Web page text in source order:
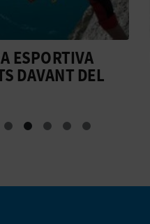
PAELLA